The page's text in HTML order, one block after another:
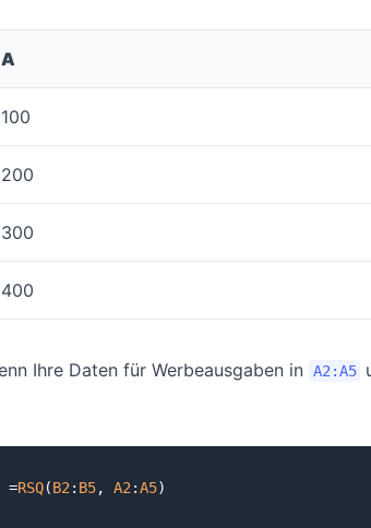
A
100
200
300
400
Ihre Daten für Werbeausgaben in A2:A5
=RSQ(B2 : B5, A2 :A5